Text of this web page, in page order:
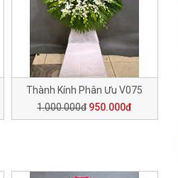
Thành Kính Phân Ưu V075
1.000.000đ 950.000đ